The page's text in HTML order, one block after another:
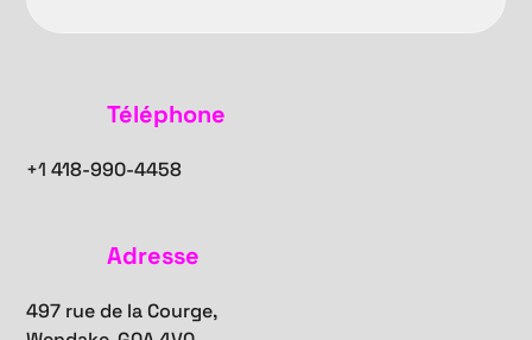
Téléphone
+1418-990-4458
Adresse
497 rue de la Courge,